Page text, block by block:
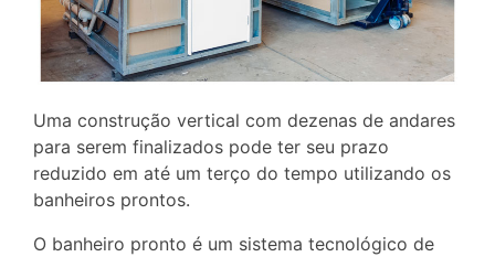
Uma construção vertical com dezenas de andares
para serem finalizados pode ter seu prazo
reduzido em até um terço do tempo utilizando os
banheiros prontos.
O banheiro pronto é um sistema tecnológico de